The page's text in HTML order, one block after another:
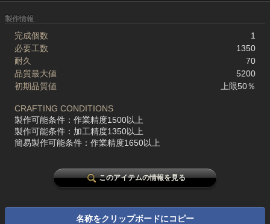
製作情報
完成個数
1
必要工数
1350
耐久
70
品質最大値
5200
初期品質値
上限50％
CRAFTING CONDITIONS
製作可能条件：作業精度1500以上
製作可能条件：加工精度1350以上
簡易製作可能条件：作業精度1650以上
このアイテムの情報を見る
名称をクリップボードにコピー